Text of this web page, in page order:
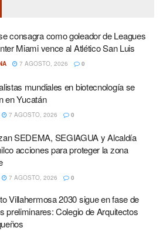
consagra como goleador de Leagues
Miami vence al Atlético San Luis
7 AGOSTO, 2026 0
mundiales en biotecnología se
en Yucatán
7 AGOSTO, 2026 0
SEDEMA, SEGIAGUA y Alcaldía
acciones para proteger la zona
7 AGOSTO, 2026 0
Villahermosa 2030 sigue en fase de
preliminares: Colegio de Arquitectos